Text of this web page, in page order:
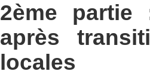
2ème partie
après
locales